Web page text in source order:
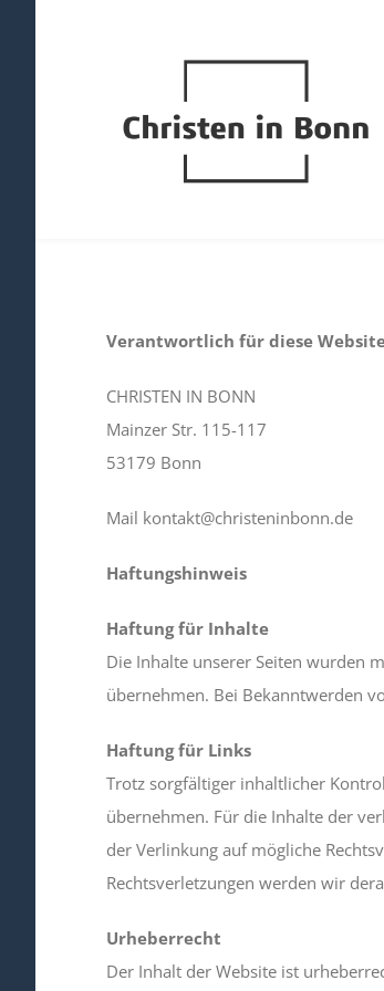
Verantwortlich für diese
CHRISTEN IN BONN
Mainzer Str. 115-117
53179 Bonn
Mail kontakt@christeninbonn.de
Haftungshinweis
Haftung für Inhalte
Die Inhalte unserer Seiten wurden
übernehmen. Bei Bekanntwerden
Haftung für Links
Trotz sorgfältiger inhaltlicher
übernehmen. Für die Inhalte der
der Verlinkung auf mögliche
Rechtsverletzungen werden wir
Urheberrecht
Der Inhalt der Website ist